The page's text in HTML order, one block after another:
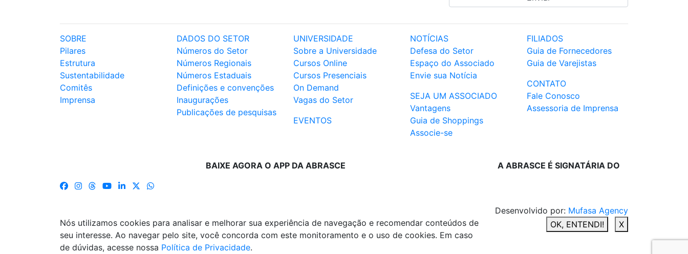
SOBRE
Pilares
Estrutura
Sustentabilidade
Comitês
Imprensa
DADOS DO SETOR
Números do Setor
Números Regionais
Números Estaduais
Definições e convenções
Inaugurações
Publicações de pesquisas
UNIVERSIDADE
Sobre a Universidade
Cursos Online
Cursos Presenciais
On Demand
Vagas do Setor
EVENTOS
NOTÍCIAS
Defesa do Setor
Espaço do Associado
Envie sua Notícia
SEJA UM ASSOCIADO
Vantagens
Guia de Shoppings
Associe-se
FILIADOS
Guia de Fornecedores
Guia de Varejistas
CONTATO
Fale Conosco
Assessoria de Imprensa
BAIXE AGORA O APP DA ABRASCE A ABRASCE É SIGNATÁRIA DO
Desenvolvido por: Mufasa Agency
Nós utilizamos cookies para analisar e melhorar sua experiência de navegação e recomendar conteúdos de
seu interesse. Ao navegar pelo site, você concorda com este monitoramento e o uso de cookies. Em caso
de dúvidas, acesse nossa Política de Privacidade.
OK, ENTENDI! X